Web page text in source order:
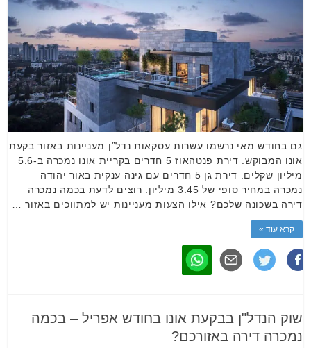
גם בחודש מאי נרשמו עשרות עסקאות נדל”ן מעניינות באזור בקעת
אונו המבוקש. דירת פנטהאוז 5 חדרים בקריית אונו נמכרה ב-5.6
מיליון שקלים. דירת גן 5 חדרים עם גינה ענקית באור יהודה
נמכרה במחיר סופי של 3.45 מיליון. רוצים לדעת בכמה נמכרה
דירה בשכונה שלכם? אילו הצעות מעניינות יש למתווכים באזור …
קרא עוד »
שוק הנדל"ן בבקעת אונו בחודש אפריל – בכמה
נמכרה דירה באזורכם?